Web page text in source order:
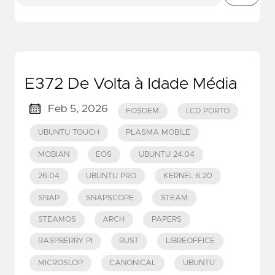
E372 De Volta à Idade Média
Feb 5, 2026 FOSDEM LCD PORTO
UBUNTU TOUCH PLASMA MOBILE
MOBIAN EOS UBUNTU 24.04
26.04 UBUNTU PRO KERNEL 6.20
SNAP SNAPSCOPE STEAM
STEAMOS ARCH PAPERS
RASPBERRY PI RUST LIBREOFFICE
MICROSLOP CANONICAL UBUNTU